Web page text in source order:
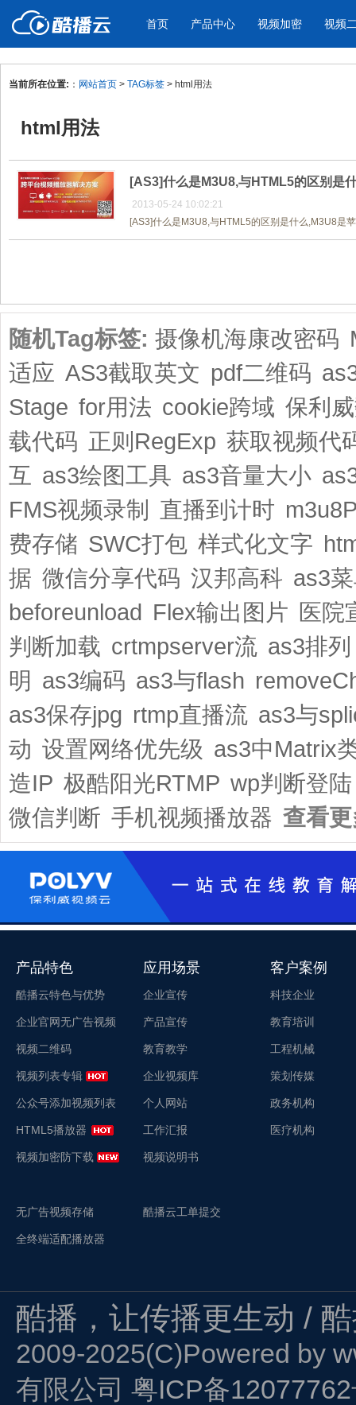
首页 产品中心
产品与新功能
教学课程全终端视频加密
防下载/防盗录/防录屏/防篡改
免费稳定无广
帮助企业视频
视频加密 视频
应用场景
色
当前所在位置: ： 网站首页 > TAG标签 > html用法
html用法
[AS3]什么是M3U8,与HTML5的区别是
2013-05-24 10:02:21
[AS3]什么是M3U8,与HTML5的区别是什么,M3U8是
随机Tag标签: 摄像机海康改密码
适应 AS3截取英文 pdf二维码
Stage for用法 cookie跨域 保利
载代码 正则RegExp 获取视频代
互 as3绘图工具 as3音量大小
FMS视频录制
直播到计时
费存储 SWC打包 样式化文字
据 微信分享代码 汉邦高科 as3
beforeunload Flex输出图片 医院
判断加载 crtmpserver流 as3排列
明 as3编码 as3与flash
as3保存jpg rtmp直播流 as3与
动 设置网络优先级 as3中Matrix
造IP 极酷阳光RTMP wp判断登陆
微信判断 手机视频播放器 查看
产品特色
酷播云特色与优势
企业官网无广告视频
视频二维码
视频列表专辑
公众号添加视频列表
HTML5播放器
视频加密防下载
无广告视频存储
全终端适配播放器
应用场景
企业宣传
产品宣传
教育教学
企业视频库
个人网站
工作汇报
视频说明书
酷播云工单提交
客户案例
科技企业
教育培训
工程机械
策划传媒
政务机构
医疗机构
酷播，让传播更生动 /
2009-2025(C)Powered by
有限公司 粤ICP备